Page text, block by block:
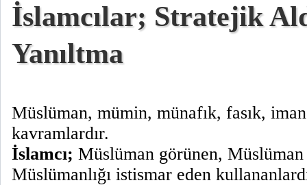
İslamcılar; Stratejik
Yanıltma
Müslüman, mümin, münafık, fasık,
kavramlardır.
İslamcı; Müslüman görünen,
Müslümanlığı istismar eden